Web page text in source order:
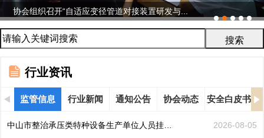
协会组织召开“自适应变径管道对接装置研发与...
行业资讯
监管信息 行业新闻 通知公告 协会动态 安全白皮书
中山市整治承压类特种设备生产单位人员挂靠、临时凑岗、... 2026-08-05